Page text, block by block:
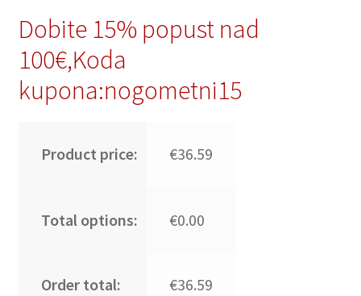
Dobite 15% popust nad
100€,Koda
kupona:nogometni15
Product price: €36.59
Total options: €0.00
Order total: €36.59